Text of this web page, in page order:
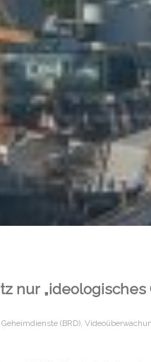
nur „ideologisches
(BRD)